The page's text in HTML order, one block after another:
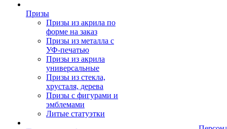
Призы
Призы из акрила по
форме на заказ
Призы из металла с
УФ-печатью
Призы из акрила
универсальные
Призы из стекла,
хрусталя, дерева
Призы с фигурами и
эмблемами
Литые статуэтки